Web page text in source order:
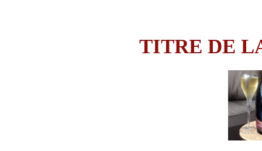
TITRE DE